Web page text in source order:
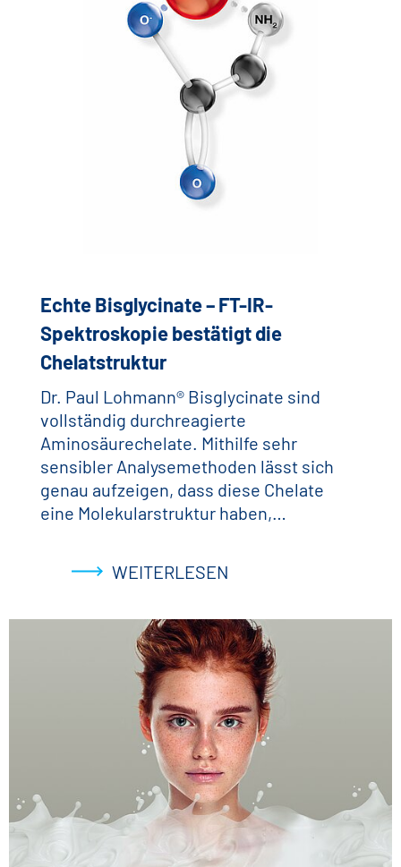
Echte Bisglycinate – FT-IR-
Spektroskopie bestätigt die
Chelatstruktur
Dr. Paul Lohmann® Bisglycinate sind
vollständig durchreagierte
Aminosäurechelate. Mithilfe sehr
sensibler Analysemethoden lässt sich
genau aufzeigen, dass diese Chelate
eine Molekularstruktur haben,…
WEITERLESEN